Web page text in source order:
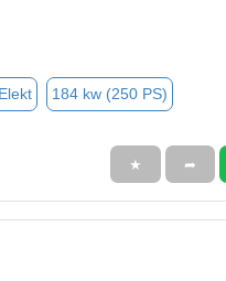
184 kw (250 PS)
★ ➦